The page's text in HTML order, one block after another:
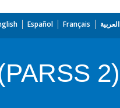
Español Français العربية
2)